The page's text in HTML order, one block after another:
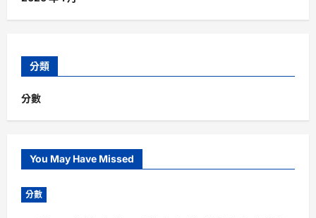
分類
分數
You May Have Missed
分數